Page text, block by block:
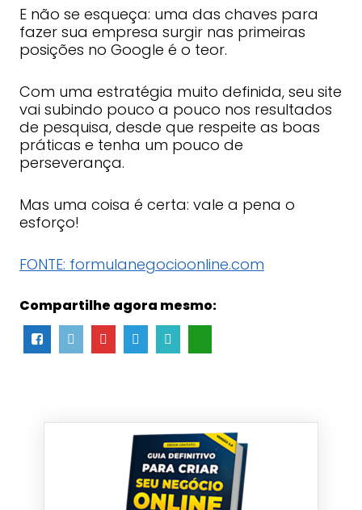
E não se esqueça: uma das chaves para
fazer sua empresa surgir nas primeiras
posições no Google é o teor.
Com uma estratégia muito definida, seu site
vai subindo pouco a pouco nos resultados
de pesquisa, desde que respeite as boas
práticas e tenha um pouco de
perseverança.
Mas uma coisa é certa: vale a pena o
esforço!
FONTE: formulanegocioonline.com
Compartilhe agora mesmo: